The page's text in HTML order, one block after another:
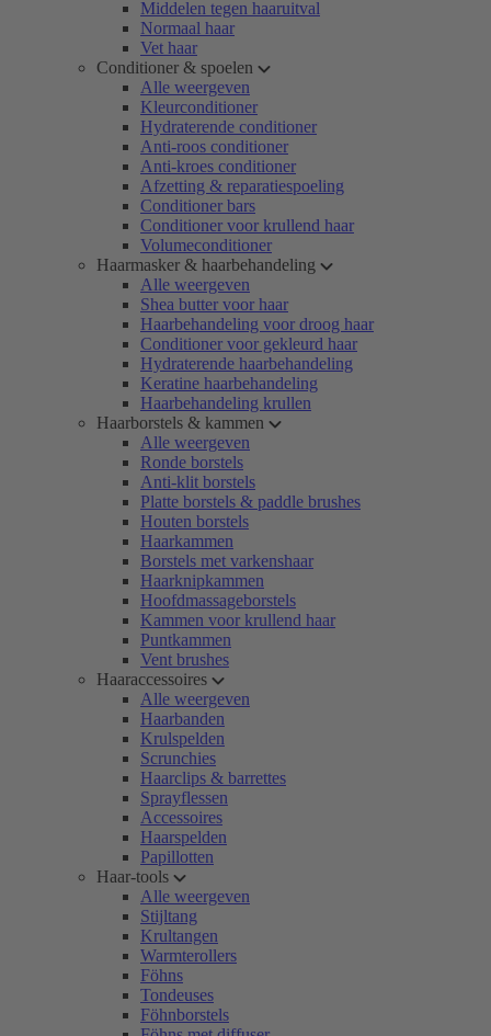
Middelen tegen haaruitval
Normaal haar
Vet haar
Conditioner & spoelen
Alle weergeven
Kleurconditioner
Hydraterende conditioner
Anti-roos conditioner
Anti-kroes conditioner
Afzetting & reparatiespoeling
Conditioner bars
Conditioner voor krullend haar
Volumeconditioner
Haarmasker & haarbehandeling
Alle weergeven
Shea butter voor haar
Haarbehandeling voor droog haar
Conditioner voor gekleurd haar
Hydraterende haarbehandeling
Keratine haarbehandeling
Haarbehandeling krullen
Haarborstels & kammen
Alle weergeven
Ronde borstels
Anti-klit borstels
Platte borstels & paddle brushes
Houten borstels
Haarkammen
Borstels met varkenshaar
Haarknipkammen
Hoofdmassageborstels
Kammen voor krullend haar
Puntkammen
Vent brushes
Haaraccessoires
Alle weergeven
Haarbanden
Krulspelden
Scrunchies
Haarclips & barrettes
Sprayflessen
Accessoires
Haarspelden
Papillotten
Haar-tools
Alle weergeven
Stijltang
Krultangen
Warmterollers
Föhns
Tondeuses
Föhnborstels